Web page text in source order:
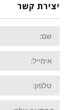
יצירת קשר